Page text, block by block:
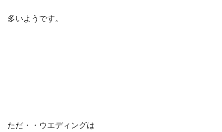
多いようです。
ただ・・ウエディングは